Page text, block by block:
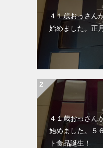
４１歳おっさん
始めました。正
４１歳おっさん
始めました。５
ト食品誕生！